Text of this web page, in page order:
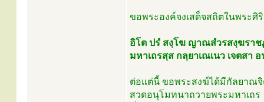
ขอพระองค์จงเสด็จสถิตในพระ
อิโต ปรํ สงฺโฆ ญาณสํวรสงฺฆรา
มหาเถรสฺส กลฺยาเณเนว เจตสา
ต่อแต่นี้ ขอพระสงฆ์ได้มีกัลยาณ
สวดอนุโมทนาถวายพระมหาเถร